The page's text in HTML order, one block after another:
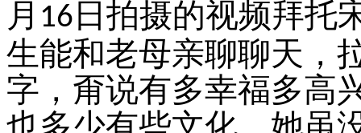
月 16 日拍摄的视频拜托
生能和老母亲聊聊天，
字，甭说有多幸福多高